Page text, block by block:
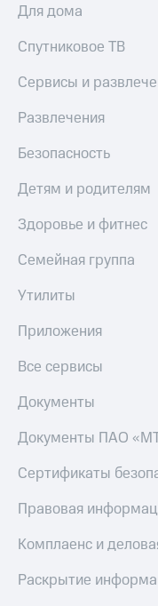
Для дома
Спутниковое ТВ
Сервисы и
Развлечения
Безопасность
Детям и родителям
Здоровье и фитнес
Семейная группа
Утилиты
Приложения
Все сервисы
Документы
Документы ПАО
Сертификаты
Правовая
Комплаенс и
Раскрытие